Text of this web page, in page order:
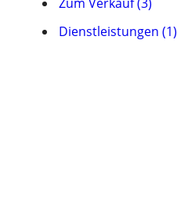
Dienstleistungen (1)